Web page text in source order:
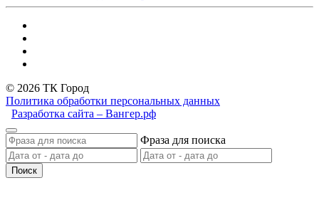
© 2026 ТК Город
Политика обработки персональных данных
Разработка сайта – Вангер.рф
Фраза для поиска
Поиск